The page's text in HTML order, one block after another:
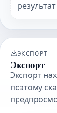
ЭКСПОРТ
Экспорт
Экспорт
поэтому